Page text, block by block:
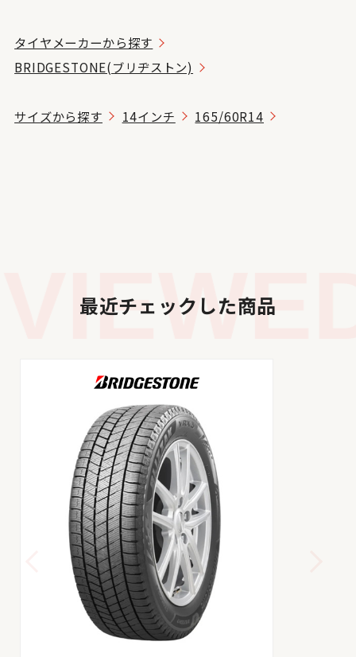
タイヤメーカーから探す
BRIDGESTONE(ブリヂストン)
サイズから探す 14インチ 165/60R14
最近チェックした商品